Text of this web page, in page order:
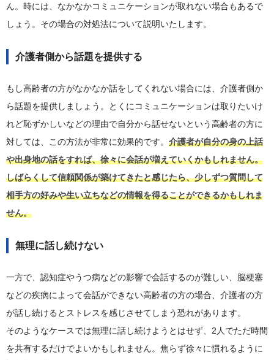
ん。時には、なかなかコミュニケーションが取れない場合もあるで
しょう。その場合の対処法について説明いたします。
介護者側から話題を提供する
もし高齢者の方がなかなか話をしてくれない場合には、介護者側か
ら話題を提供しましょう。とくにコミュニケーションは取りたいけ
れど恥ずかしいなどの理由で自分から話せないという高齢者の方に
対しては、この方法が非常に効果的です。 介護者が自分の身の上話
や出身地の話をすれば、徐々に会話が増えていくかもしれません。
しばらくして信頼関係が築けてきたと感じたら、少しずつ質問して
相手方の好みや生い立ちなどの情報を得ることができるかもしれま
せん。
無理に話し続けない
一方で、認知症やうつ病などの影響で会話するのが難しい、脳梗塞
などの疾病によって会話ができない高齢者の方の場合、介護者の方
が話し続けるとストレスを感じさせてしまう恐れがあります。
そのようなケースでは無理に話し続けようとはせず、2人でただ時間
を共有するだけでよいかもしれません。焦らず徐々に慣れるように